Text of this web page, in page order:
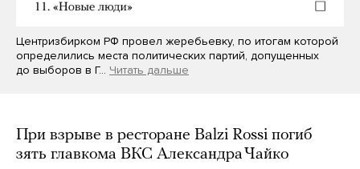
Центризбирком РФ провел жеребьевку, по итогам которой
определились места политических партий, допущенных
до выборов в Г… Читать дальше
При взрыве в ресторане Balzi Rossi погиб
зять главкома ВКС Александра Чайко